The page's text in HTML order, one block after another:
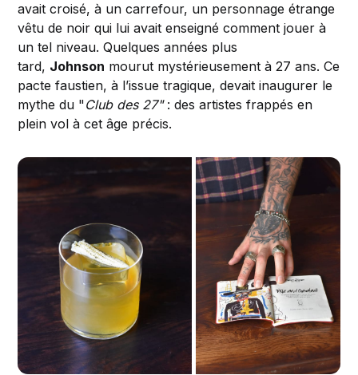
avait croisé, à un carrefour, un personnage étrange
vêtu de noir qui lui avait enseigné comment jouer à
un tel niveau. Quelques années plus
tard, Johnson mourut mystérieusement à 27 ans. Ce
pacte faustien, à l’issue tragique, devait inaugurer le
mythe du "Club des 27": des artistes frappés en
plein vol à cet âge précis.